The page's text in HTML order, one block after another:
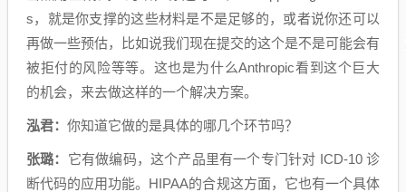
s，就是你支撑的这些材料是不是足够的，或者说你还可以
再做一些预估，比如说我们现在提交的这个是不是可能会有
被拒付的风险等等。这也是为什么Anthropic看到这个巨大
的机会，来去做这样的一个解决方案。
泓君： 你知道它做的是具体的哪几个环节吗？
张璐： 它有做编码，这个产品里有一个专门针对 ICD-10 诊
断代码的应用功能。HIPAA的合规这方面，它也有一个具体